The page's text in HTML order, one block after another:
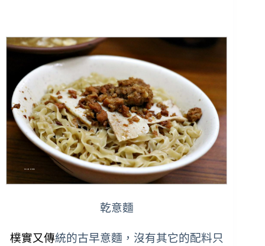
乾意麵
樸實又傳統的古早意麵，沒有其它的配料只